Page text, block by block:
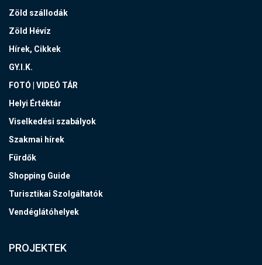
Zöld szállodák
Zöld Hévíz
Hírek, Cikkek
GY.I.K.
FOTÓ | VIDEÓ TÁR
Helyi Értéktár
Viselkedési szabályok
Szakmai hírek
Fürdők
Shopping Guide
Turisztikai Szolgáltatók
Vendéglátóhelyek
PROJEKTEK